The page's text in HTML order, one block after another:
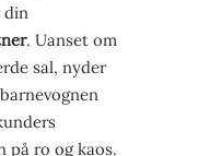
din
. Uanset om
sal, nyder
på ro og kaos.